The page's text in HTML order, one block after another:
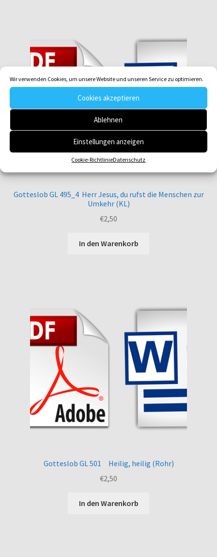
Wir verwenden Cookies, um unsere Website und unseren Service zu optimieren.
Cookies akzeptieren
Ablehnen
Einstellungen anzeigen
Cookie-RichtlinieDatenschutz
Gotteslob GL 495_4 Herr Jesus, du rufst die Menschen zur
Umkehr (KL)
€2,50
In den Warenkorb
Gotteslob GL 501 Heilig, heilig (Rohr)
€2,50
In den Warenkorb